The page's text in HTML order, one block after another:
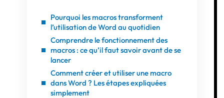
Pourquoi les macros transforment
l’utilisation de Word au quotidien
Comprendre le fonctionnement des
macros : ce qu’il faut savoir avant de se
lancer
Comment créer et utiliser une macro
dans Word ? Les étapes expliquées
simplement